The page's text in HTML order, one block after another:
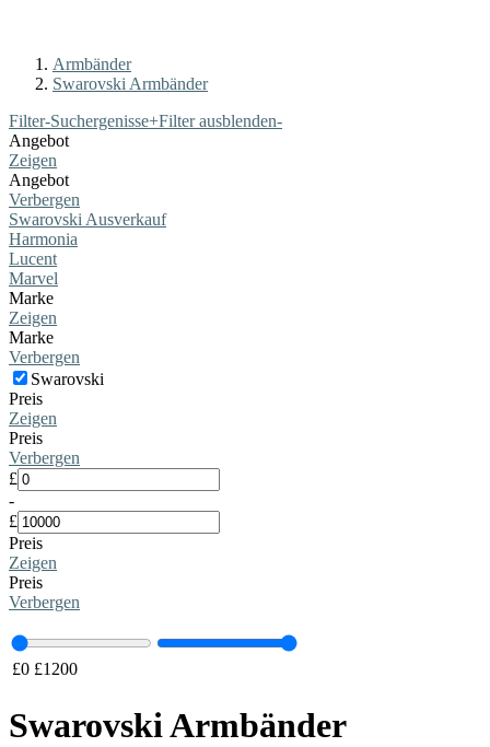
Armbänder
Swarovski Armbänder
Filter-Suchergenisse+Filter ausblenden-
Angebot
Zeigen
Angebot
Verbergen
Swarovski Ausverkauf
Harmonia
Lucent
Marvel
Marke
Zeigen
Marke
Verbergen
Swarovski
Preis
Zeigen
Preis
Verbergen
£
-
£
Preis
Zeigen
Preis
Verbergen
£0 £1200
Swarovski Armbänder